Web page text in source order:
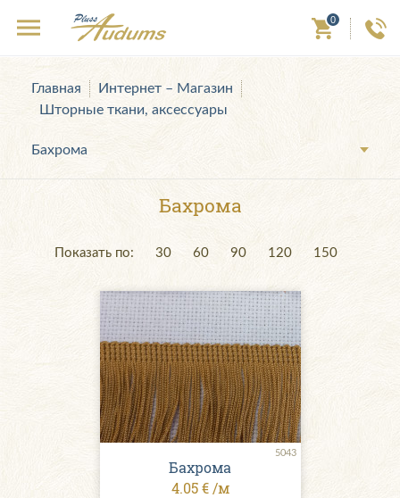
0
Главная
Интернет – Магазин
Шторные ткани, аксессуары
Бахрома
Бахрома
Показать по: 30 60 90 120 150
5043
Бахрома
4.05 € /м